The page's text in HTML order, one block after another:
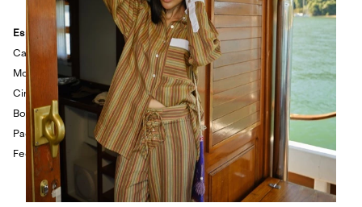
Especificações Técnicas
Calça longa em tecido plano com toque de linho
Modelagem reta
Cintura alta
Bolsos faca
Padronagem em listras verticais
Fechamento por colchetes e zíper